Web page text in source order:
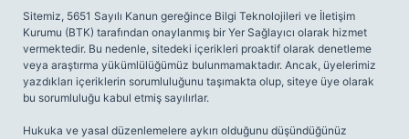
Sitemiz, 5651 Sayılı Kanun gereğince Bilgi Teknolojileri ve İletişim
Kurumu (BTK) tarafından onaylanmış bir Yer Sağlayıcı olarak hizmet
vermektedir. Bu nedenle, sitedeki içerikleri proaktif olarak denetleme
veya araştırma yükümlülüğümüz bulunmamaktadır. Ancak, üyelerimiz
yazdıkları içeriklerin sorumluluğunu taşımakta olup, siteye üye olarak
bu sorumluluğu kabul etmiş sayılırlar.
Hukuka ve yasal düzenlemelere aykırı olduğunu düşündüğünüz